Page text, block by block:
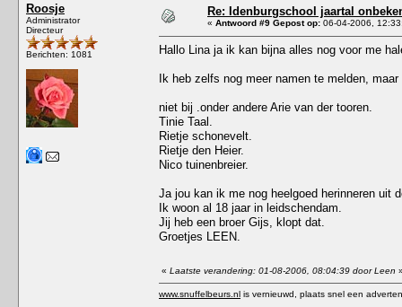
Roosje
Administrator
Directeur
Berichten: 1081
Re: Idenburgschool jaartal
« Antwoord #9 Gepost op: 06-04-2006,
Hallo Lina ja ik kan bijna alles nog voor me
Ik heb zelfs nog meer namen te melden,
niet bij .onder andere Arie van der tooren.
Tinie Taal.
Rietje schonevelt.
Rietje den Heier.
Nico tuinenbreier.
Ja jou kan ik me nog heelgoed herinneren uit
Ik woon al 18 jaar in leidschendam.
Jij heb een broer Gijs, klopt dat.
Groetjes LEEN.
« Laatste verandering: 01-08-2006, 08:04:39 door Leen
www.snuffelbeurs.nl is vernieuwd, plaats snel een